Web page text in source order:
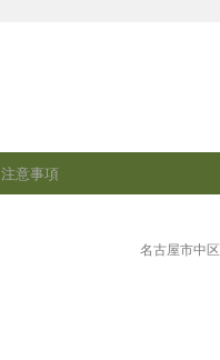
注意事項
名古屋市中区